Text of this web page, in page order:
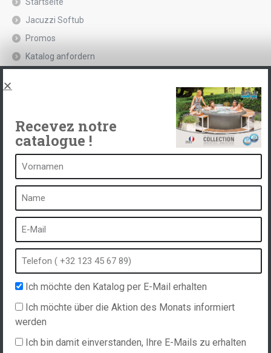
Jacuzzi Softub
Promos
Katalog anfordern
Ein Spa ist ...
Was ist ein Heilbad?
Schaumbad
Freibad
Kurort im Winter
Eingebauter Whirlpool
Spa und Hydrotherapie
Recevez notre
catalogue !
Ich möchte den Katalog per E-Mail erhalten
Ich möchte über die Aktion des Monats informiert
werden
Ich bin damit einverstanden, Ihre E-Mails zu erhalten